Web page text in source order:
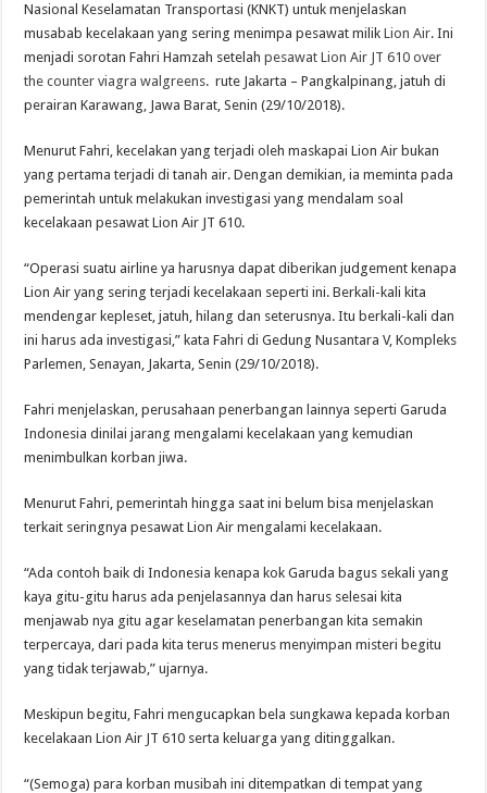
Nasional Keselamatan Transportasi (KNKT) untuk menjelaskan
musabab kecelakaan yang sering menimpa pesawat milikLion Air. Ini
menjadi sorotan Fahri Hamzah setelahpesawat Lion Air JT 610 over
the counter viagra walgreens. rute Jakarta – Pangkalpinang, jatuh di
perairan Karawang, Jawa Barat, Senin (29/10/2018).
Menurut Fahri, kecelakan yang terjadi oleh maskapai Lion Air bukan
yang pertama terjadi di tanah air. Dengan demikian, ia meminta pada
pemerintah untuk melakukan investigasi yang mendalam soal
kecelakaan pesawat Lion Air JT 610.
“Operasi suatu airline ya harusnya dapat diberikan judgement kenapa
Lion Air yang sering terjadi kecelakaan seperti ini. Berkali-kali kita
mendengar kepleset, jatuh, hilang dan seterusnya. Itu berkali-kali dan
ini harus ada investigasi,” kata Fahri di Gedung Nusantara V, Kompleks
Parlemen, Senayan, Jakarta, Senin (29/10/2018).
Fahri menjelaskan, perusahaan penerbangan lainnya seperti Garuda
Indonesia dinilai jarang mengalami kecelakaan yang kemudian
menimbulkan korban jiwa.
Menurut Fahri, pemerintah hingga saat ini belum bisa menjelaskan
terkait seringnya pesawat Lion Air mengalami kecelakaan.
“Ada contoh baik di Indonesia kenapa kok Garuda bagus sekali yang
kaya gitu-gitu harus ada penjelasannya dan harus selesai kita
menjawab nya gitu agar keselamatan penerbangan kita semakin
terpercaya, dari pada kita terus menerus menyimpan misteri begitu
yang tidak terjawab,” ujarnya.
Meskipun begitu, Fahri mengucapkan bela sungkawa kepada korban
kecelakaan Lion Air JT 610 serta keluarga yang ditinggalkan.
“(Semoga) para korban musibah ini ditempatkan di tempat yang